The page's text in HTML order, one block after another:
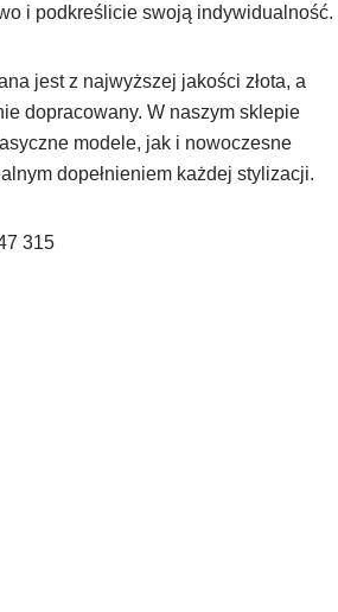
i podkreślicie swoją indywidualność.
jest z najwyższej jakości złota, a
dopracowany. W naszym sklepie
modele, jak i nowoczesne
dopełnieniem każdej stylizacji.
315